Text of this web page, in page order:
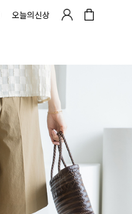
오늘의신상